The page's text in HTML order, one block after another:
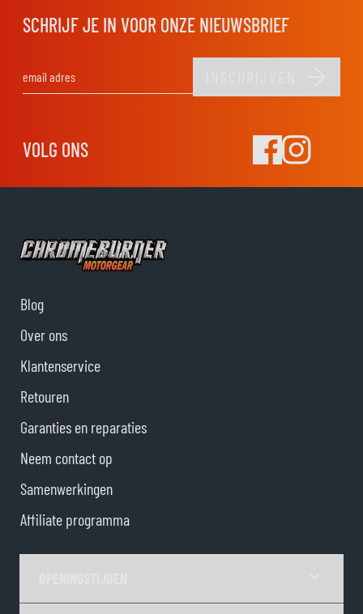
SCHRIJF JE IN VOOR ONZE NIEUWSBRIEF
VOLG ONS
Blog
Over ons
Klantenservice
Retouren
Garanties en reparaties
Neem contact op
Samenwerkingen
Affiliate programma